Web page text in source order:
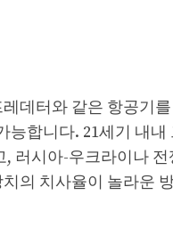
데터와 같은 항공기
합니다. 21세기 내내
러시아-우크라이나
의 치사율이 놀라운